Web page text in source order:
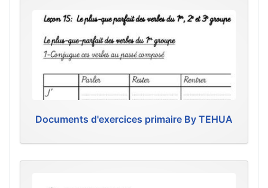
Documents d'exercices primaire By TEHUA